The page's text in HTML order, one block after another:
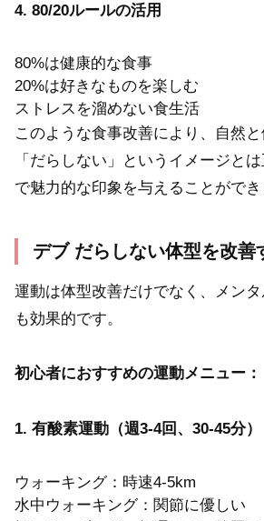
4. 80/20ルールの活用
80%は健康的な食事
20%は好きなものを楽しむ
ストレスを溜めない食生活
このような食事改善により、自然と
「だらしない」というイメージと
で魅力的な印象を与えることができ
デブ だらしない体型を改善
運動は体型改善だけでなく、メン
も効果的です。
初心者におすすめの運動メニュー：
1. 有酸素運動（週3-4回、30-45分）
ウォーキング：時速4-5km
水中ウォーキング：関節に優しい